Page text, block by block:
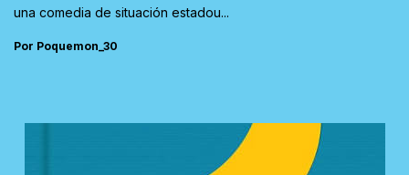
una comedia de situación estadou...
Por Poquemon_30